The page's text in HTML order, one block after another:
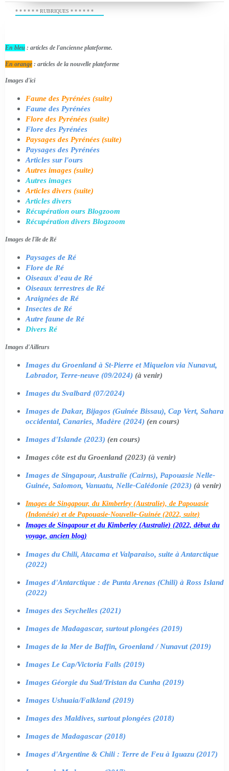
* * * * * * RUBRIQUES * * * * * *
En bleu : articles de l'ancienne plateforme.
En orange : articles de la nouvelle plateforme
Images d'ici
Faune des Pyrénées (suite)
Faune des Pyrénées
Flore des Pyrénées (suite)
Flore des Pyrénées
Paysages des Pyrénées (suite)
Paysages des Pyrénées
Articles sur l'ours
Autres images (suite)
Autres images
Articles divers (suite)
Articles divers
Récupération ours Blogzoom
Récupération divers Blogzoom
Images de l'île de Ré
Paysages de Ré
Flore de Ré
Oiseaux d'eau de Ré
Oiseaux terrestres de Ré
Araignées de Ré
Insectes de Ré
Autre faune de Ré
Divers Ré
Images d'Ailleurs
Images du Groenland à St-Pierre et Miquelon via Nunavut,
Labrador, Terre-neuve (09/2024) (à venir)
Images du Svalbard (07/2024)
Images de Dakar, Bijagos (Guinée Bissau), Cap Vert, Sahara
occidental, Canaries, Madère (2024) (en cours)
Images d'Islande (2023) (en cours)
Images côte est du Groenland (2023) (à venir)
Images de Singapour, Australie (Cairns), Papouasie Nelle-
Guinée, Salomon, Vanuatu, Nelle-Calédonie (2023) (à venir)
Images de Singapour, du Kimberley (Australie), de Papouasie
(Indonésie) et de Papouasie-Nouvelle-Guinée (2022, suite)
Images de Singapour et du Kimberley (Australie) (2022, début du
voyage, ancien blog)
Images du Chili, Atacama et Valparaiso, suite à Antarctique
(2022)
Images d'Antarctique : de Punta Arenas (Chili) à Ross Island
(2022)
Images des Seychelles (2021)
Images de Madagascar, surtout plongées (2019)
Images de la Mer de Baffin, Groenland / Nunavut (2019)
Images Le Cap/Victoria Falls (2019)
Images Géorgie du Sud/Tristan da Cunha (2019)
Images Ushuaia/Falkland (2019)
Images des Maldives, surtout plongées (2018)
Images de Madagascar (2018)
Images d'Argentine & Chili : Terre de Feu à Iguazu (2017)